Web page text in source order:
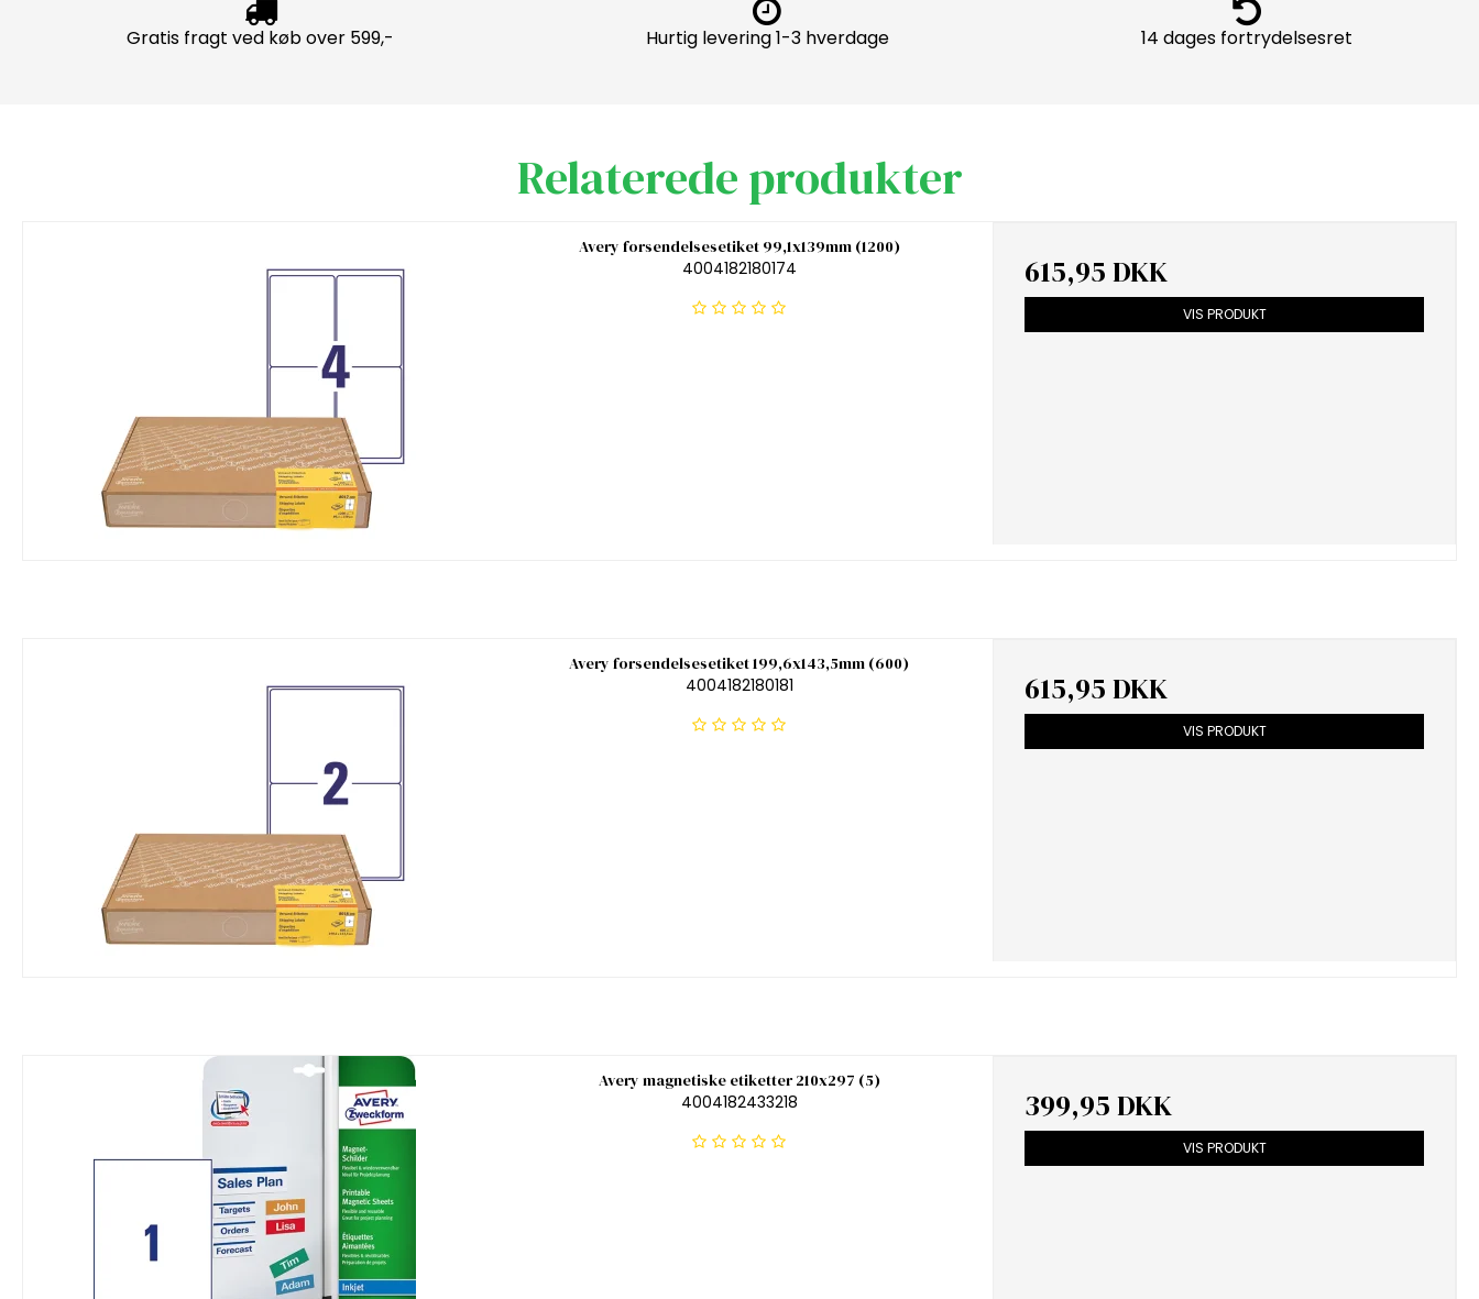
Gratis fragt ved køb over 599,- Hurtig levering 1-3 hverdage 14 dages fortrydelsesret
Relaterede produkter
Avery forsendelsesetiket 99,1x139mm (1200)
4004182180174
615,95 DKK
VIS PRODUKT
Avery forsendelsesetiket 199,6x143,5mm (600)
4004182180181
615,95 DKK
VIS PRODUKT
Avery magnetiske etiketter 210x297 (5)
4004182433218
399,95 DKK
VIS PRODUKT